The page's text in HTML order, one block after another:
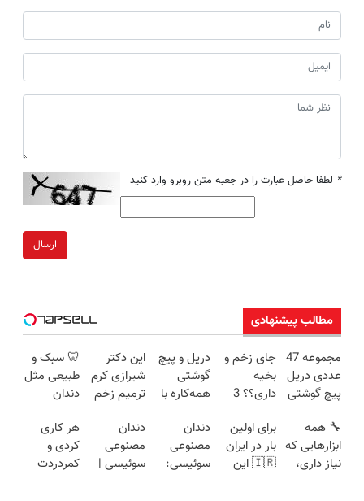
* لطفا حاصل عبارت را در جعبه متن روبرو وارد کنید
ارسال
مطالب پیشنهادی
مجموعه 47
عددی دریل
پیچ گوشتی
(تخفیف به
مدت
محدود)
جای زخم و
بخیه
داری؟؟ 3
محوش کن!
دریل و پیچ
گوشتی
همه‌کاره با
هوشمند ⚙️
(نصف
قیمت بازار
این دکتر
شیرازی کرم
ترمیم زخم
ساخت!!!
🦷 سبک و
طبیعی مثل
دندان
نصب آسان
و پرداخت
اقساطی 💳
🔧 همه
ابزارهایی که
نیاز داری،
برای اولین
بار در ایران
🇮🇷 این
دندان
مصنوعی
سوئیسی:
دندان
مصنوعی
سوئیسی |
هر کاری
کردی و
کمردردت